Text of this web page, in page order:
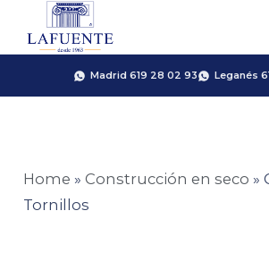
Madrid 619 28 02 93 Leganés
Home » Construcción en seco »
Tornillos